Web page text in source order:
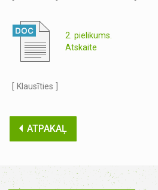
2. pielikums.
Atskaite
[ Klausīties ]
ATPAKAĻ